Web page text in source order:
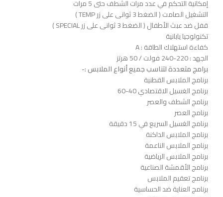
إمكانية التحكم في عدد مرات الشطف حتى 5 مرات
التشغيل الصامت ( الضغط 3 ثوانى على زر TEMP )
قفل ضد عبث الأطفال ( الضغط 3 ثوانى على زر SPECIAL )
تكنولوجيا يابانية
كفاءة استهلاك الطاقة : A
الجهد : 220-240 فولت / 50 هرتز
برامج متعددة لتناسب جميع أنواع الملابس :-
برنامج الملابس القطنية
برنامج الغسيل الاقتصادي 40-60
برنامج الشطف والعصر
برنامج العصر
برنامج الغسيل السريع في 15 دقيقة
برنامج الملابس الداكنة
برنامج الملابس الناعمة
برنامج الملابس الریاضیة
برنامج الأقمشة الصناعیة
برنامج تعقيم الملابس
برنامج العنایة ضد الحساسیة